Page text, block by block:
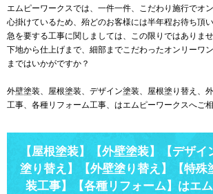
エムピーワークスでは、一件一件、こだわり施行でオ
心掛けているため、殆どのお客様には半年程お待ち頂い
急を要する工事に関しましては、この限りではありませ
下地から仕上げまで、細部までこだわったオンリーワ
まではいかがですか？
外壁塗装、屋根塗装、デザイン塗装、屋根塗り替え、
工事、各種リフォーム工事、はエムピーワークスへご相
【屋根塗装】【外壁塗装】【デザイ
塗り替え】【外壁塗り替え】【特殊
装工事】【各種リフォーム】はエ